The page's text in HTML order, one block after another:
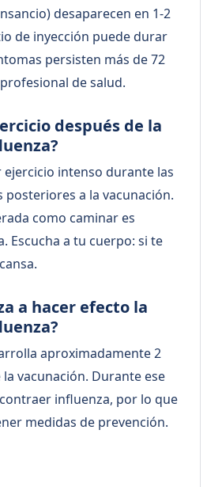
desaparecen en 1-2
de inyección puede durar
persisten más de 72
de salud.
después de la
ejercicio intenso durante las
posteriores a la vacunación.
como caminar es
Escucha a tu cuerpo: si te
a hacer efecto la
aproximadamente 2
vacunación. Durante ese
influenza, por lo que
medidas de prevención.